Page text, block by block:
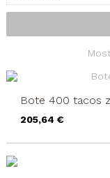
Bote 400 tacos
Precio
205,64 €